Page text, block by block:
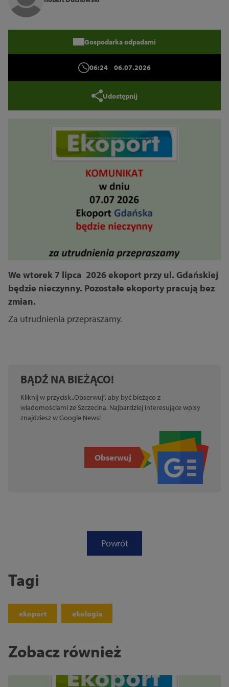
Gospodarka odpadami
06:24 06.07.2026
Udostępnij
We wtorek 7 lipca 2026 ekoport przy ul. Gdańskiej
będzie nieczynny. Pozostałe ekoporty pracują bez
zmian.
Za utrudnienia przepraszamy.
BĄDŹ NA BIEŻĄCO!
Kliknij w przycisk „Obserwuj”, aby być bieżąco z
wiadomościami ze Szczecina. Najbardziej interesujące wpisy
znajdziesz w Google News!
Obserwuj
Powrót
Tagi
ekoport ekologia
Zobacz również